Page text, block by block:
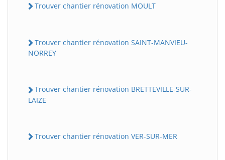
Trouver chantier rénovation MOULT
Trouver chantier rénovation SAINT-MANVIEU-
NORREY
Trouver chantier rénovation BRETTEVILLE-SUR-
LAIZE
Trouver chantier rénovation VER-SUR-MER